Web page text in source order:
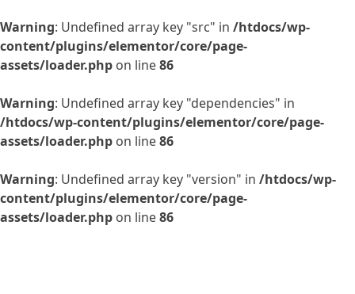
Warning: Undefined array key "src" in /htdocs/wp-
content/plugins/elementor/core/page-
assets/loader.php on line86
Warning: Undefined array key "dependencies" in
/htdocs/wp-content/plugins/elementor/core/page-
assets/loader.php on line86
Warning: Undefined array key "version" in /htdocs/wp-
content/plugins/elementor/core/page-
assets/loader.php on line86